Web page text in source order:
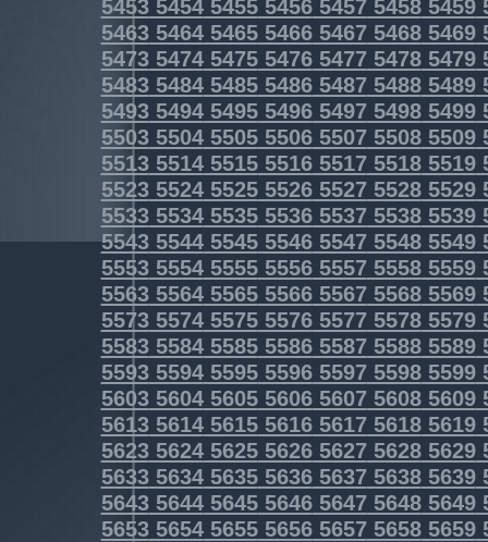
5453545454555456545754585459
5463546454655466546754685469
5473547454755476547754785479
5483548454855486548754885489
5493549454955496549754985499
5503550455055506550755085509
5513551455155516551755185519
5523552455255526552755285529
5533553455355536553755385539
5543554455455546554755485549
5553555455555556555755585559
5563556455655566556755685569
5573557455755576557755785579
5583558455855586558755885589
5593559455955596559755985599
5603560456055606560756085609
5613561456155616561756185619
5623562456255626562756285629
5633563456355636563756385639
5643564456455646564756485649
5653565456555656565756585659